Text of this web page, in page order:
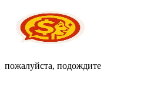
пожалуйста, подождите